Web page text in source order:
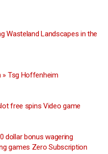
Wasteland Landscapes in the
» Tsg Hoffenheim
free spins Video game
dollar bonus wagering
games Zero Subscription